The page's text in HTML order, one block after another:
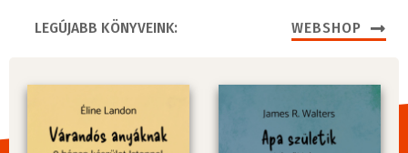
LEGÚJABB KÖNYVEINK: WEBSHOP